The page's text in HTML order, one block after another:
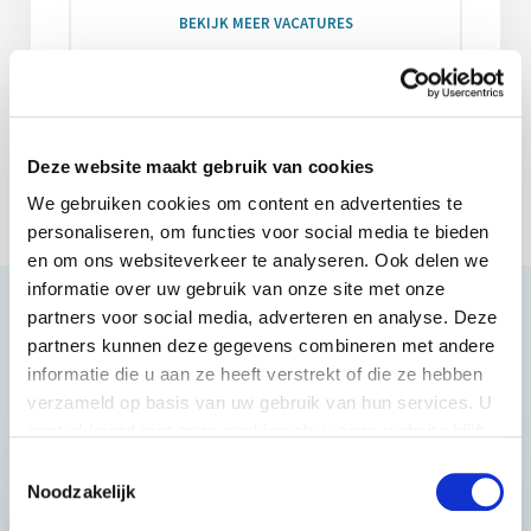
Deze website maakt gebruik van cookies
We gebruiken cookies om content en advertenties te
personaliseren, om functies voor social media te bieden
en om ons websiteverkeer te analyseren. Ook delen we
informatie over uw gebruik van onze site met onze
partners voor social media, adverteren en analyse. Deze
partners kunnen deze gegevens combineren met andere
informatie die u aan ze heeft verstrekt of die ze hebben
verzameld op basis van uw gebruik van hun services. U
Noodzakelijk
BEKIJK MEER VACATURES
Gerelateerde vacatures